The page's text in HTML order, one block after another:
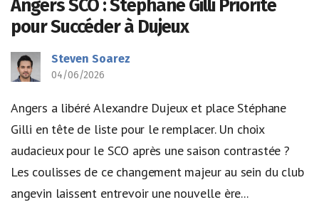
Angers SCO : Stéphane Gilli Priorité
pour Succéder à Dujeux
Steven Soarez
04/06/2026
Angers a libéré Alexandre Dujeux et place Stéphane
Gilli en tête de liste pour le remplacer. Un choix
audacieux pour le SCO après une saison contrastée ?
Les coulisses de ce changement majeur au sein du club
angevin laissent entrevoir une nouvelle ère...